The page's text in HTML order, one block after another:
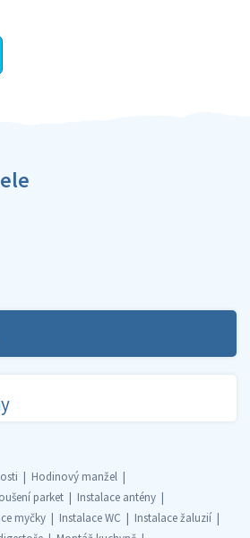
Hodinový manžel
parket
Instalace antény
myčky Instalace WC
Instalace žaluzií